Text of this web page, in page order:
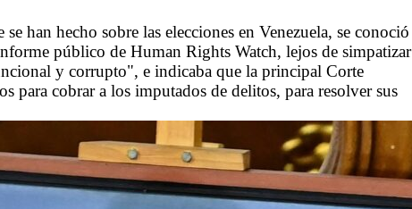
han hecho sobre las elecciones en Venezuela, se conoció
público de Human Rights Watch, lejos de simpatizar
y corrupto", e indicaba que la principal Corte
para cobrar a los imputados de delitos, para resolver sus